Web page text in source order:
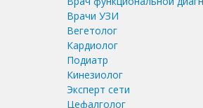
Врачи УЗИ
Вегетолог
Кардиолог
Подиатр
Кинезиолог
Эксперт сети
Цефалголог